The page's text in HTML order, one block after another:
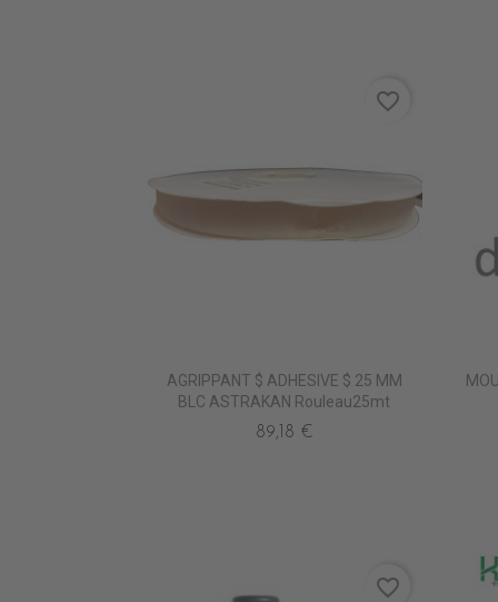
AGRIPPANT $ ADHESIVE $ 25 MM
BLC ASTRAKAN Rouleau25mt
89,18 €
favorite_border
favorite_border